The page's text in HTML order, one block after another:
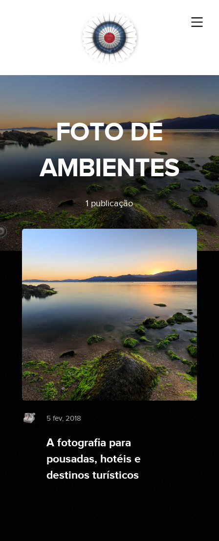
FOTO DE
AMBIENTES
1 publicação
5 fev, 2018
A fotografia para
pousadas, hotéis e
destinos turísticos